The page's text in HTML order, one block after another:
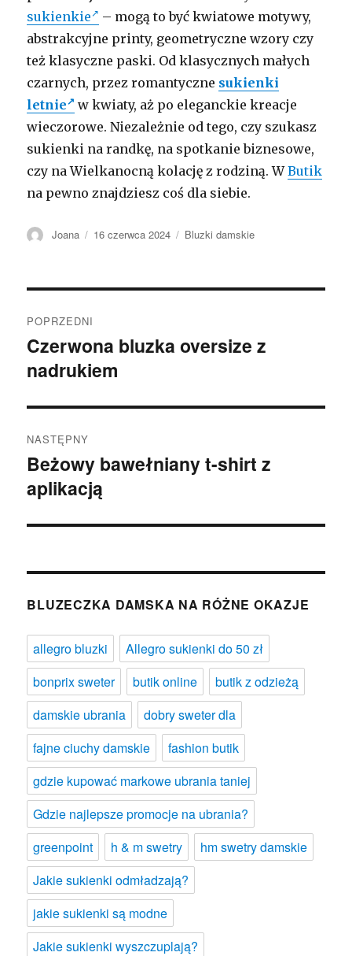
sukienkie
– mogą to być kwiatowe motywy,
abstrakcyjne printy, geometryczne wzory czy
też klasyczne paski. Od klasycznych małych
czarnych, przez romantyczne sukienki
letnie
w kwiaty, aż po eleganckie kreacje
wieczorowe. Niezależnie od tego, czy szukasz
sukienki na randkę, na spotkanie biznesowe,
czy na Wielkanocną kolację z rodziną. WButik
na pewno znajdziesz coś dla siebie.
Autor
Joana Opublikowano
16 czerwca 2024 Kategorie
Bluzki damskie
wpisu
POPRZEDNI
Poprzedni
wpis:
Czerwona bluzka oversize z
nadrukiem
NASTĘPNY
Następny
wpis:
Beżowy bawełniany t-shirt z
aplikacją
BLUZECZKA DAMSKA NA RÓŻNE OKAZJE
allegro bluzki
Allegro sukienki do 50 zł
bonprix sweter
butik online
butik z odzieżą
damskie ubrania
dobry sweter dla
fajne ciuchy damskie
fashion butik
gdzie kupować markowe ubrania taniej
Gdzie najlepsze promocje na ubrania?
greenpoint
h & m swetry
hm swetry damskie
Jakie sukienki odmładzają?
jakie sukienki są modne
Jakie sukienki wyszczuplają?